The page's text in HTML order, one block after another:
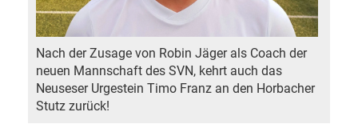
Nach der Zusage von Robin Jäger als Coach der
neuen Mannschaft des SVN, kehrt auch das
Neuseser Urgestein Timo Franz an den Horbacher
Stutz zurück!